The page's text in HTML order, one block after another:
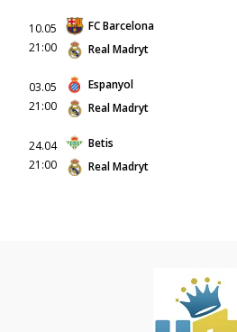
10.05
21:00
FC Barcelona
Real Madryt
03.05
21:00
Espanyol
Real Madryt
24.04
21:00
Betis
Real Madryt